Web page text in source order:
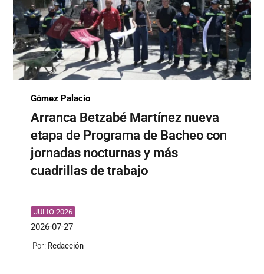
Gómez Palacio
Arranca Betzabé Martínez nueva
etapa de Programa de Bacheo con
jornadas nocturnas y más
cuadrillas de trabajo
JULIO 2026
2026-07-27
Por: Redacción